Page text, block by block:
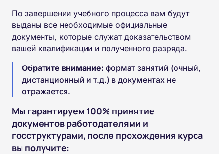
По завершении учебного процесса вам будут
выданы все необходимые официальные
документы, которые служат доказательством
вашей квалификации и полученного разряда.
Обратите внимание: формат занятий (очный,
дистанционный и т.д.) в документах не
отражается.
Мы гарантируем 100% принятие
документов работодателями и
госструктурами, после прохождения курса
вы получите: